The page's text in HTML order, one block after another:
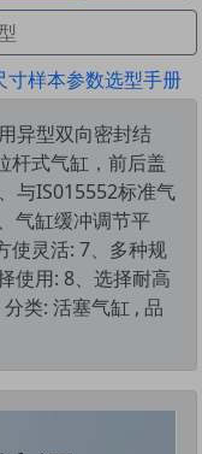
寸样本参数选型手册
异型双向密封结
杆式气缸，前后盖
与IS015552标准气
气缸缓冲调节平
使灵活: 7、多种规
使用: 8、选择耐高
类: 活塞气缸 , 品